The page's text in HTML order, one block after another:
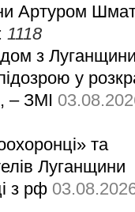
Артуром
1118
з
у
– ЗМІ
та
Луганщини
з рф